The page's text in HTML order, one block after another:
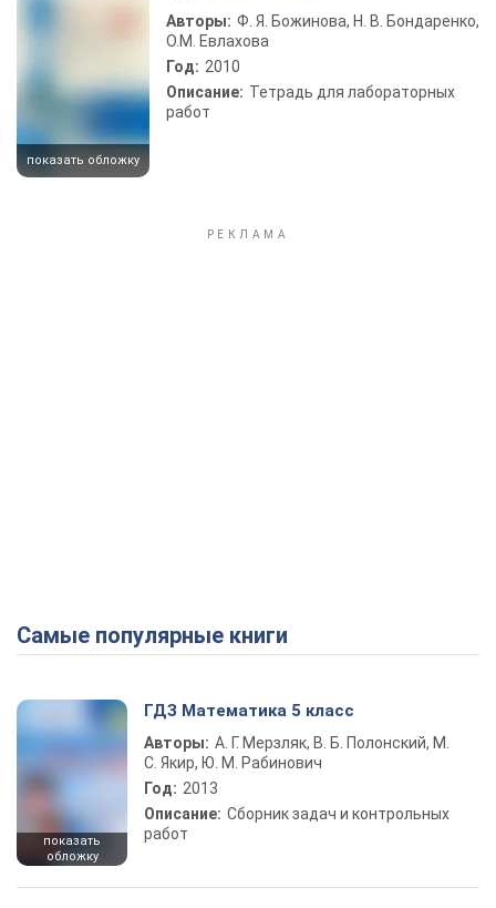
показать обложку
Авторы: Ф. Я. Божинова, Н. В. Бондаренко,
О.М. Евлахова
Год: 2010
Описание: Тетрадь для лабораторных
работ
Самые популярные книги
показать
обложку
ГДЗ Математика 5 класс
Авторы: А. Г. Мерзляк, В. Б. Полонский, М.
С. Якир, Ю. М. Рабинович
Год: 2013
Описание: Сборник задач и контрольных
работ